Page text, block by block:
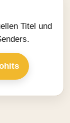
Titel und